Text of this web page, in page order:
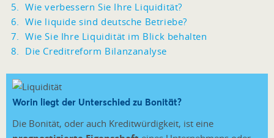
Wie verbessern Sie Ihre Liquidität?
Wie liquide sind deutsche Betriebe?
Wie Sie Ihre Liquidität im Blick behalten
Die Creditreform Bilanzanalyse
Worin liegt der Unterschied zu Bonität?
Die Bonität, oder auch Kreditwürdigkeit, ist eine